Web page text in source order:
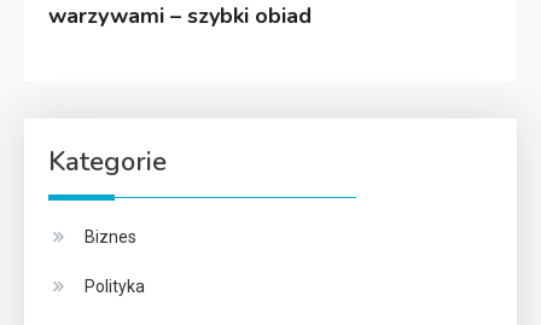
warzywami – szybki obiad
Kategorie
Biznes
Polityka